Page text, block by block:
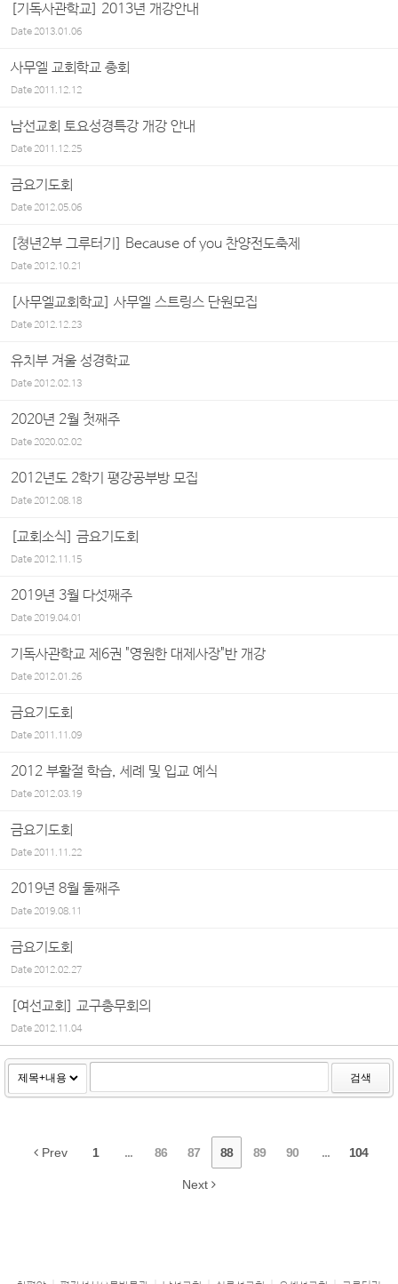
[기독사관학교] 2013년 개강안내
Date2013.01.06
사무엘 교회학교 총회
Date2011.12.12
남선교회 토요성경특강 개강 안내
Date2011.12.25
금요기도회
Date2012.05.06
[쳥년2부 그루터기] Because of you 찬양전도축제
Date2012.10.21
[사무엘교회학교] 사무엘 스트링스 단원모집
Date2012.12.23
유치부 겨울 성경학교
Date2012.02.13
2020년 2월 첫째주
Date2020.02.02
2012년도 2학기 평강공부방 모집
Date2012.08.18
[교회소식] 금요기도회
Date2012.11.15
2019년 3월 다섯째주
Date2019.04.01
기독사관학교 제6권 "영원한 대제사장"반 개강
Date2012.01.26
금요기도회
Date2011.11.09
2012 부활절 학습, 세례 및 입교 예식
Date2012.03.19
금요기도회
Date2011.11.22
2019년 8월 둘째주
Date2019.08.11
금요기도회
Date2012.02.27
[여선교회] 교구총무회의
Date2012.11.04
검색
Prev 1 ... 86 87 88 89 90 ... 104
Next